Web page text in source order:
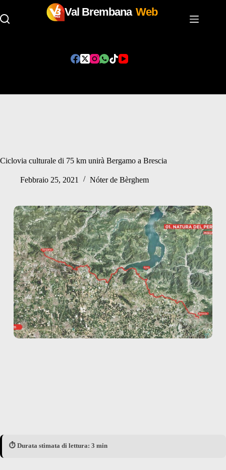
Val Brembana Web
Ciclovia culturale di 75 km unirà Bergamo a Brescia
Febbraio 25, 2021 Nóter de Bèrghem
⏱️ Durata stimata di lettura: 3 min